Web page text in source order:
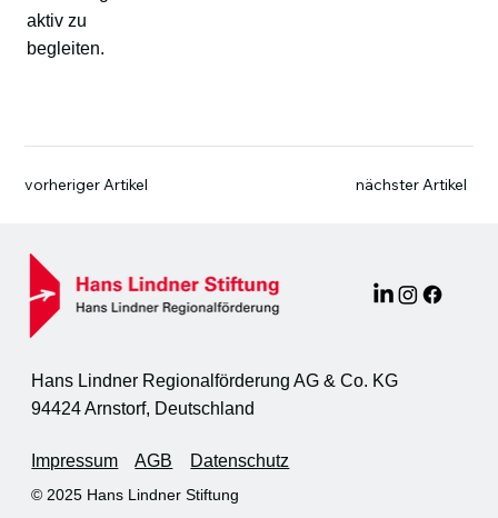
aktiv zu
begleiten.
vorheriger Artikel nächster Artikel
Hans Lindner Regionalförderung AG & Co. KG
94424 Arnstorf, Deutschland
© 2025 Hans Lindner Stiftung
Impressum AGB Datenschutz